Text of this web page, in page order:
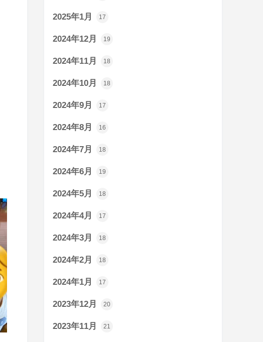
2025年1月 17
2024年12月 19
2024年11月 18
2024年10月 18
2024年9月 17
2024年8月 16
2024年7月 18
2024年6月 19
2024年5月 18
2024年4月 17
2024年3月 18
2024年2月 18
2024年1月 17
2023年12月 20
2023年11月 21